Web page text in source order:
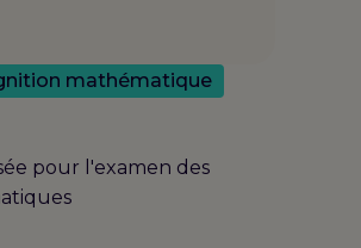
mathématique
pour l'examen des